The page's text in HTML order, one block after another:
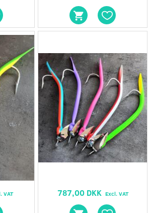
VAT 787,00 DKK Excl. VAT